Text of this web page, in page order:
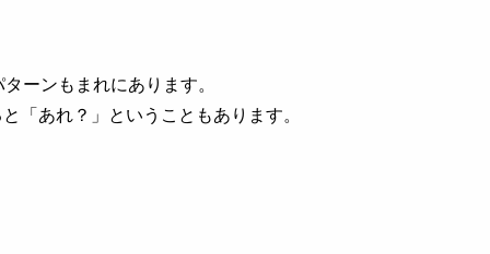
ーンもまれにあります。
「あれ？」ということもあります。